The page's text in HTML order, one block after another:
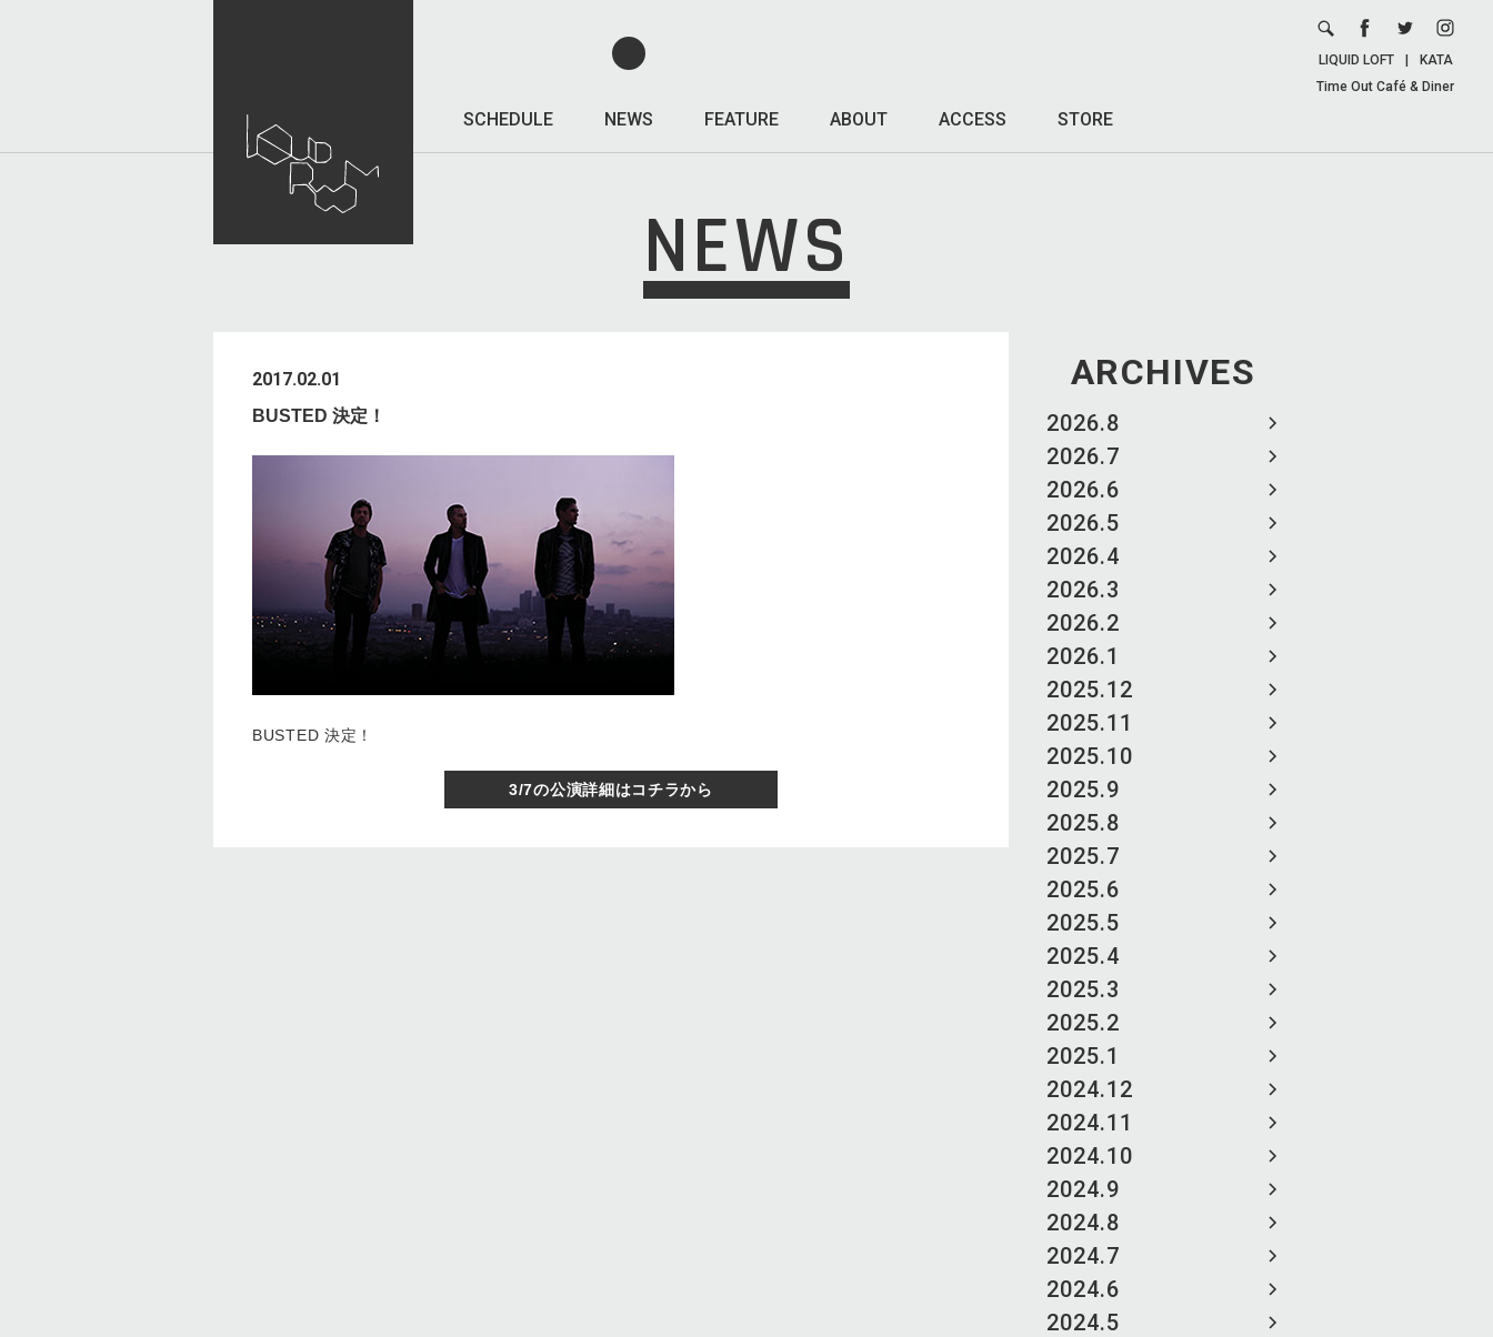
SCHEDULE NEWS FEATURE ABOUT ACCESS STORE
LIQUID LOFT
KATA
Time Out Café & Diner
NEWS
ARCHIVES
2026.8
2026.7
2026.6
2026.5
2026.4
2026.3
2026.2
2026.1
2025.12
2025.11
2025.10
2025.9
2025.8
2025.7
2025.6
2025.5
2025.4
2025.3
2025.2
2025.1
2024.12
2024.11
2024.10
2024.9
2024.8
2024.7
2024.6
2024.5
2017.02.01
BUSTED 決定！
BUSTED 決定！
3/7の公演詳細はコチラから